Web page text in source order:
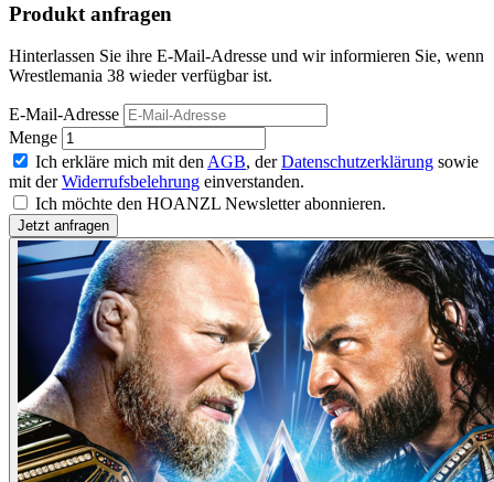
Produkt anfragen
Hinterlassen Sie ihre E-Mail-Adresse und wir informieren Sie, wenn
Wrestlemania 38 wieder verfügbar ist.
E-Mail-Adresse
Menge
Ich erkläre mich mit den AGB, derDatenschutzerklärung sowie
mit derWiderrufsbelehrung einverstanden.
Ich möchte den HOANZL Newsletter abonnieren.